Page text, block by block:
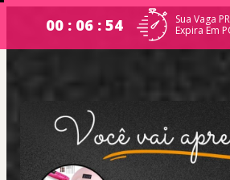
00 : 06 : 53
Sua Vaga
Expira Em